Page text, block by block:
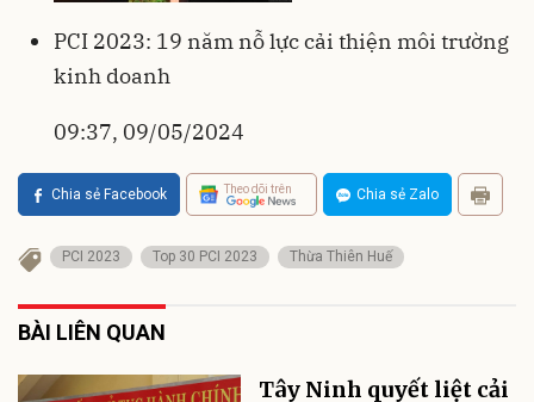
PCI 2023: 19 năm nỗ lực cải thiện môi trường
kinh doanh
09:37, 09/05/2024
Chia sẻ Facebook Theo dõi trên Chia sẻ Zalo
PCI 2023 Top 30 PCI 2023 Thừa Thiên Huế
BÀI LIÊN QUAN
Tây Ninh quyết liệt cải